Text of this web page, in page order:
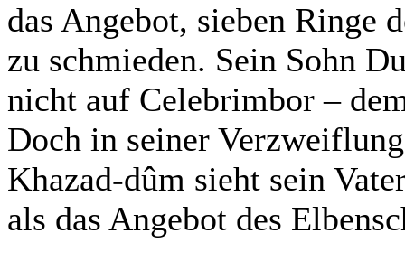
das Angebot, sieben Ringe
zu schmieden. Sein Sohn
nicht auf Celebrimbor –
Doch in seiner
Khazad-dûm sieht sein
als das Angebot des